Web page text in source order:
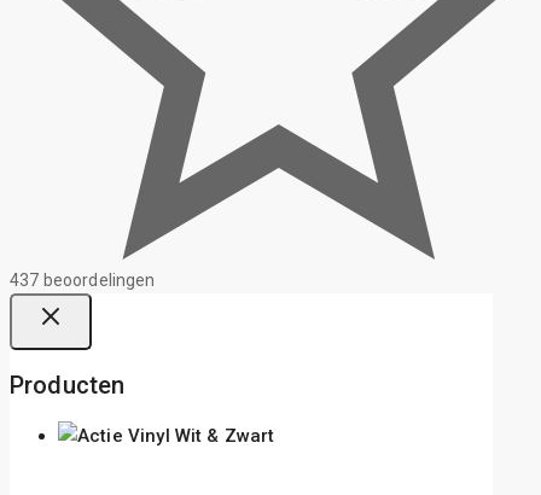
437 beoordelingen
Producten